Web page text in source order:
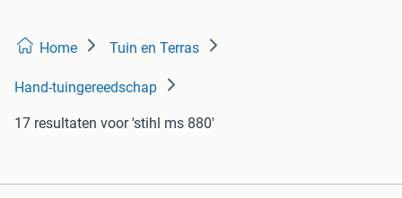
Home Tuin en Terras
Hand-tuingereedschap
17 resultaten voor 'stihl ms 880'